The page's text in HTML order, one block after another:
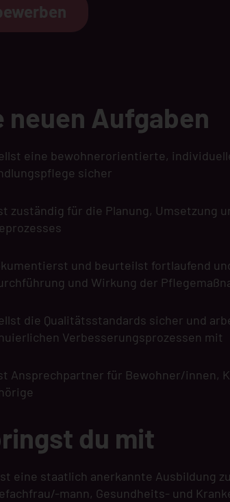
neuen Aufgaben
eine bewohnerorientierte,
sicher
zuständig für die Planung, Umsetzung
und beurteilst fortlaufend
und Wirkung der
die Qualitätsstandards sicher und
Verbesserungsprozessen mit
Ansprechpartner für Bewohner/innen,
du mit
eine staatlich anerkannte Ausbildung
mann, Gesundheits- und